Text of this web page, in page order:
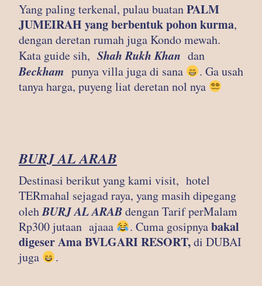
Yang paling terkenal, pulau buatanPALM
JUMEIRAH yang berbentuk pohon kurma,
dengan deretan rumah juga Kondo mewah.
Kata guide sih, Shah Rukh Khan dan
Beckham punya villa juga di sana
. Ga usah
tanya harga, puyeng liat deretan nol nya
BURJ AL ARAB
Destinasi berikut yang kami visit, hotel
TERmahal sejagad raya, yang masih dipegang
olehBURJ AL ARABdengan Tarif perMalam
Rp300 jutaan ajaaa
. Cuma gosipnyabakal
digeser Ama BVLGARI RESORT,di DUBAI
juga
.